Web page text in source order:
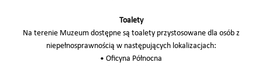
Toalety
Na terenie Muzeum dostępne są toalety przystosowane dla osób z
niepełnosprawnością w następujących lokalizacjach:
• Oficyna Północna